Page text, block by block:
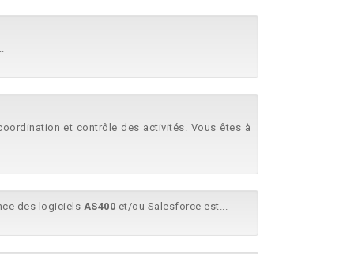
et contrôle des activités. Vous êtes à
des logiciels AS400 et/ou Salesforce est...